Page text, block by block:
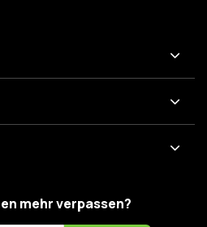
mehr verpassen?